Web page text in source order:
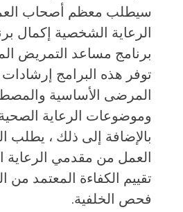
سيطلب معظم أصحاب
الرعاية الشخصية إكمال
توفر هذه البرامج
المرضى الأساسية
وموضوعات الرعاية
بالإضافة إلى ذلك ، يطلب
العمل من مقدمي الرعاية
تقييم الكفاءة المعتمد من
فحص الخلفية.